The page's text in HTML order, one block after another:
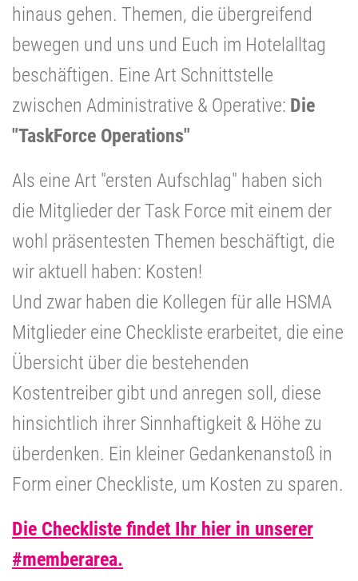
hinaus gehen. Themen, die übergreifend
bewegen und uns und Euch im Hotelalltag
beschäftigen. Eine Art Schnittstelle
zwischen Administrative & Operative: Die
"TaskForce Operations"
Als eine Art "ersten Aufschlag" haben sich
die Mitglieder der Task Force mit einem der
wohl präsentesten Themen beschäftigt, die
wir aktuell haben: Kosten!
Und zwar haben die Kollegen für alle HSMA
Mitglieder eine Checkliste erarbeitet, die eine
Übersicht über die bestehenden
Kostentreiber gibt und anregen soll, diese
hinsichtlich ihrer Sinnhaftigkeit & Höhe zu
überdenken. Ein kleiner Gedankenanstoß in
Form einer Checkliste, um Kosten zu sparen.
Die Checkliste findet Ihr hier in unserer
#memberarea.